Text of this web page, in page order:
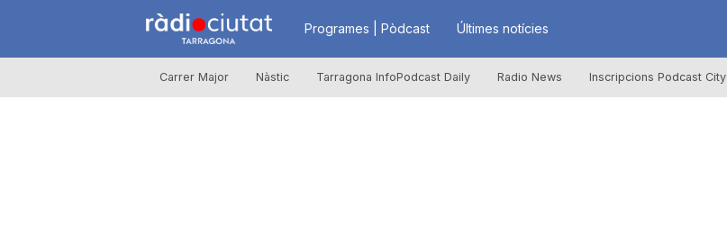
R
à
Programes | Pòdcast Últimes notícies
Carrer Major Nàstic Tarragona InfoPodcast Daily Radio News Inscripcions Podcast City